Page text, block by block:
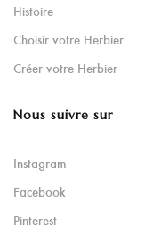
Histoire
Choisir votre Herbier
Créer votre Herbier
Nous suivre sur
Instagram
Facebook
Pinterest